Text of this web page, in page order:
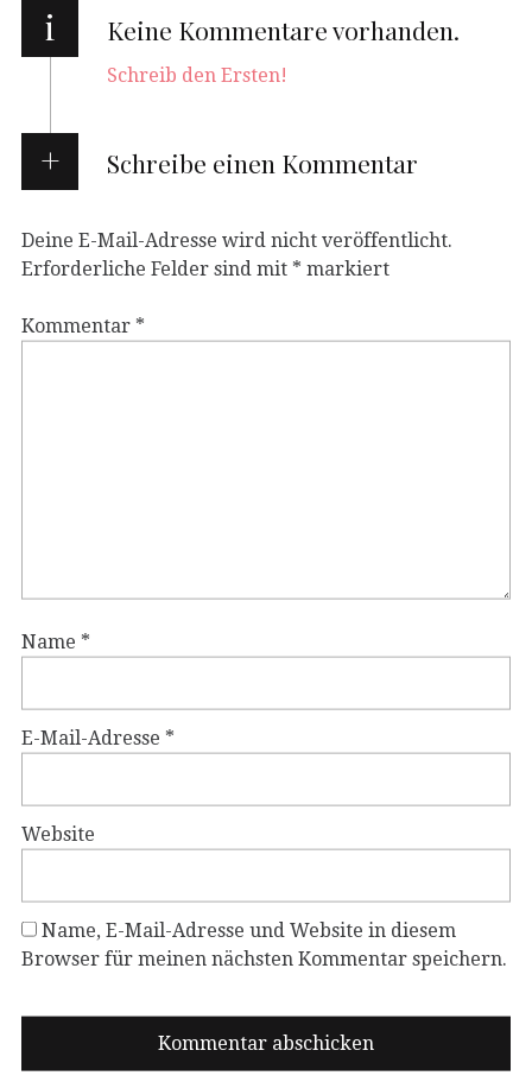
i Keine Kommentare vorhanden.
Schreib den Ersten!
Schreibe einen Kommentar
Deine E-Mail-Adresse wird nicht veröffentlicht.
Erforderliche Felder sind mit * markiert
Kommentar *
Name *
E-Mail-Adresse *
Website
Name, E-Mail-Adresse und Website in diesem
Browser für meinen nächsten Kommentar speichern.